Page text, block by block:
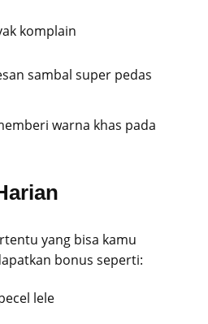
komplain
sambal super pedas
warna khas pada
yang bisa kamu
bonus seperti:
lele